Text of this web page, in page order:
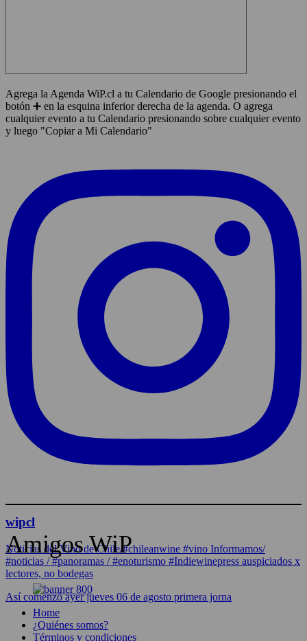
Agrega la Agenda WiP.cl a tu Calendario de Google presionando el
botón ➕ en la esquina inferior derecha de la agenda. O agrega
cualquier evento a tu Calendario presionando sobre cualquier evento
y luego "Copiar a Mi Calendario"
wipcl
Noticias del Vino de Chile/#chileanwine #vino Informamos/
#noticias / #panoramas / #enoturismo #Indiewinepress auspiciados x
lectores, no bodegas
Así comenzó ayer jueves 06 de agosto primera jorna
Amigos WiP
Home
¿Quiénes somos?
Términos y condiciones